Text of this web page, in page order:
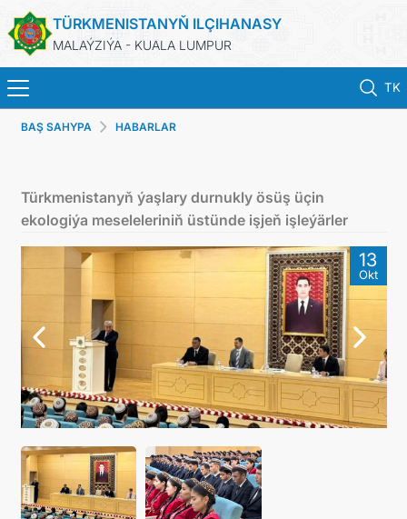
TÜRKMENISTANYŇ ILÇIHANASY
MALAÝZIÝA - KUALA LUMPUR
TK
BAŞ SAHYPA
KONSULLYK HYZMATLARY
INVEST TO TURKMENISTAN!
ARAGATNAŞYK
BAŞ SAHYPA HABARLAR
Türkmenistanyň ýaşlary durnukly ösüş üçin
ekologiýa meseleleriniň üstünde işjeň işleýärler
13
Okt